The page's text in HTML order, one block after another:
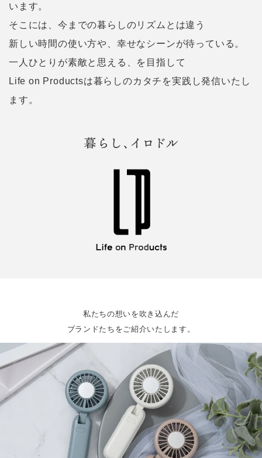
います。
そこには、今までの暮らしのリズムとは違う
新しい時間の使い方や、幸せなシーンが待っている。
一人ひとりが素敵と思える、を目指して
Life on Productsは暮らしのカタチを実践し発信いたし
ます。
私たちの想いを吹き込んだ
ブランドたちをご紹介いたします。